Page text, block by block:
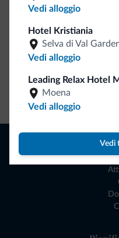
Vedi alloggio
Hotel Kristiania
Selva di Val
Vedi alloggio
Leading Relax Hotel
Moena
Vedi alloggio
Vedi